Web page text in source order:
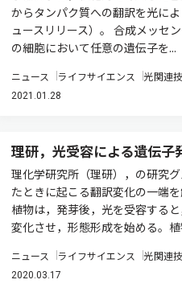
からタンパク質への翻訳を光に
ュースリリース）。 合成メッセ
の細胞において任意の遺伝子を...
ニュース ライフサイエンス 光関連
2021.01.28
理研，光受容による遺伝子
理化学研究所（理研），の研究
たときに起こる翻訳変化の一端
植物は，発芽後，光を受容する
変化させ，形態形成を始める。植
ニュース ライフサイエンス 光関連
2020.03.17